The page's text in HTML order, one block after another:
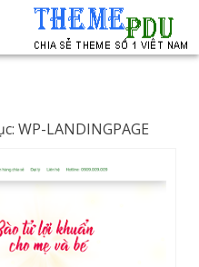
WP-LANDINGPAGE